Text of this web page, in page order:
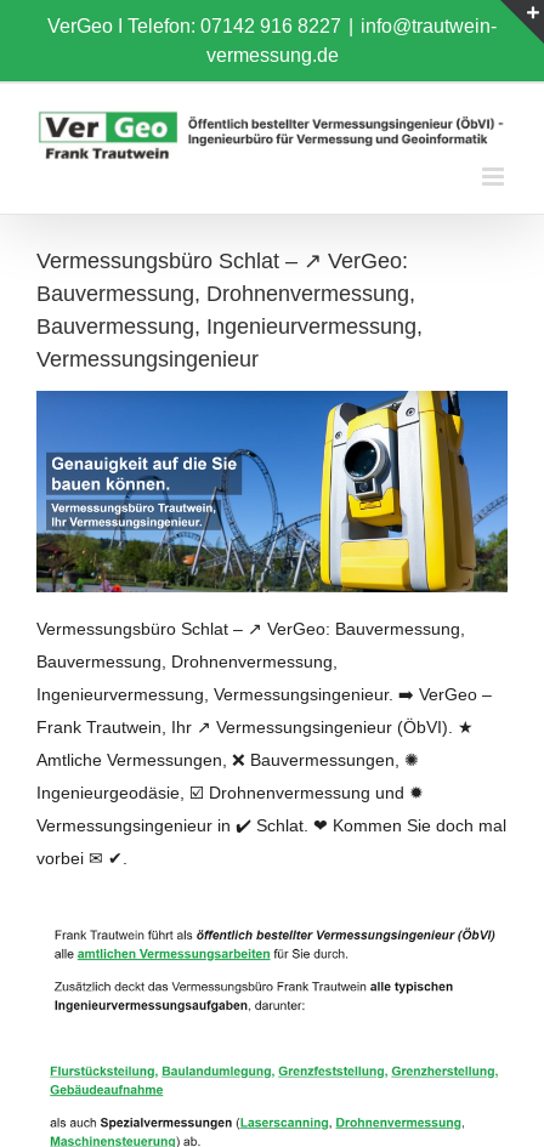
content
VerGeo I Telefon: 07142 916 8227
info@trautwein-
vermessung.de
Vermessungsbüro Schlat – ↗️ VerGeo:
Bauvermessung, Drohnenvermessung,
Bauvermessung, Ingenieurvermessung,
Vermessungsingenieur
Vermessungsbüro Schlat – ↗️ VerGeo: Bauvermessung,
Bauvermessung, Drohnenvermessung,
Ingenieurvermessung, Vermessungsingenieur. ➡️ VerGeo –
Frank Trautwein, Ihr ↗️ Vermessungsingenieur (ÖbVI). ★
Amtliche Vermessungen, ❌ Bauvermessungen, ✺
Ingenieurgeodäsie, ☑️ Drohnenvermessung und ✹
Vermessungsingenieur in ✔️ Schlat. ❤ Kommen Sie doch mal
vorbei ✉ ✔.